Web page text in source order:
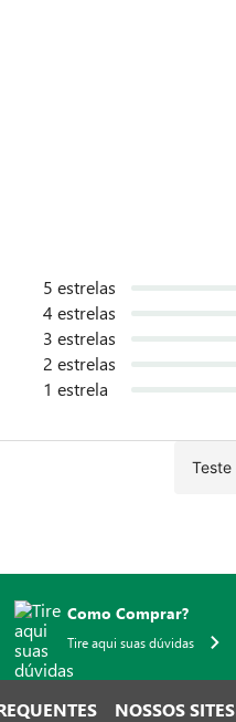
5 estrelas
4 estrelas
3 estrelas
2 estrelas
1 estrela
Teste
Como Comprar?
Tire aqui suas dúvidas
NOSSOS SITES